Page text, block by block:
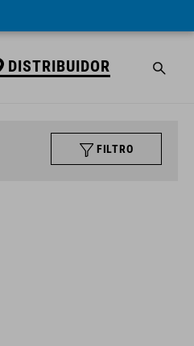
DISTRIBUIDOR
FILTRO